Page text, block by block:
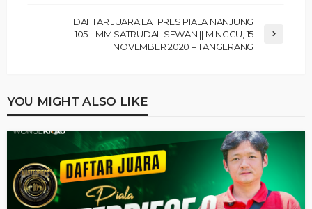
DAFTAR JUARA LATPRES PIALA NANJUNG
105 || MM SATRUDAL SEWAN || MINGGU, 15
NOVEMBER 2020 – TANGERANG
YOU MIGHT ALSO LIKE